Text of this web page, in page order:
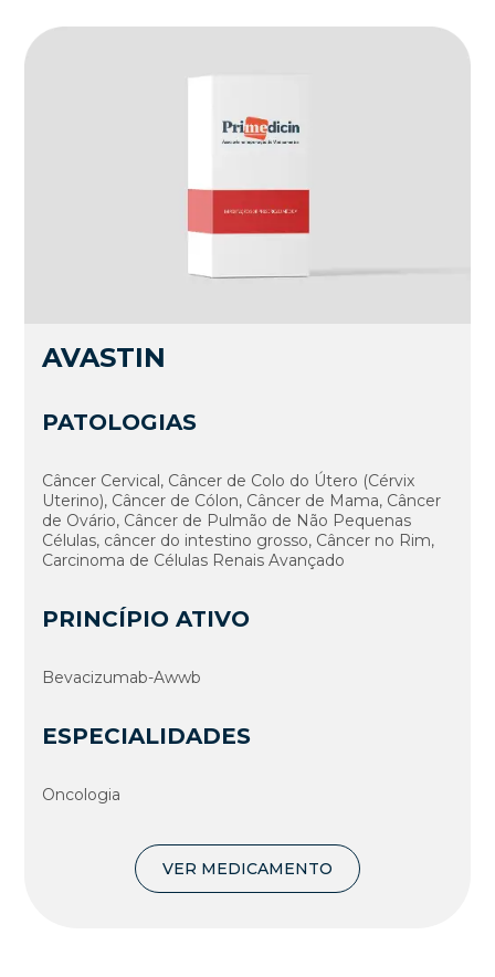
AVASTIN
PATOLOGIAS
Câncer Cervical, Câncer de Colo do Útero (Cérvix
Uterino), Câncer de Cólon, Câncer de Mama, Câncer
de Ovário, Câncer de Pulmão de Não Pequenas
Células, câncer do intestino grosso, Câncer no Rim,
Carcinoma de Células Renais Avançado
PRINCÍPIO ATIVO
Bevacizumab-Awwb
ESPECIALIDADES
Oncologia
VER MEDICAMENTO